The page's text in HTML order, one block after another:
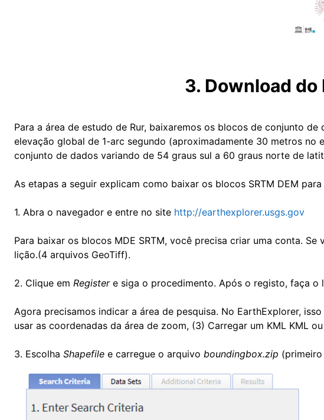
3. Download do
Para a área de estudo de Rur, baixaremos os blocos de conjunto
elevação global de 1-arc segundo (aproximadamente 30 metros
conjunto de dados variando de 54 graus sul a 60 graus norte de
As etapas a seguir explicam como baixar os blocos SRTM DEM
1. Abra o navegador e entre no site http://earthexplorer.usgs.gov
Para baixar os blocos MDE SRTM, você precisa criar uma conta.
lição.(4 arquivos GeoTiff).
2. Clique em Registere siga o procedimento. Após o registo, faça o
Agora precisamos indicar a área de pesquisa. No EarthExplorer,
usar as coordenadas da área de zoom, (3) Carregar um KML KML
3. Escolha Shapefile e carregue o arquivo boundingbox.zip